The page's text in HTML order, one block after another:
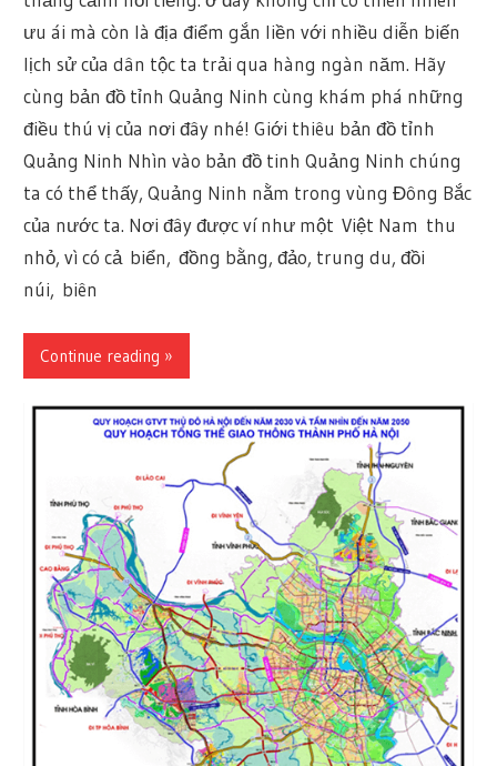
ưu ái mà còn là địa điểm gắn liền với nhiều diễn biến
lịch sử của dân tộc ta trải qua hàng ngàn năm. Hãy
cùng bản đồ tỉnh Quảng Ninh cùng khám phá những
điều thú vị của nơi đây nhé! Giới thiêu bản đồ tỉnh
Quảng Ninh Nhìn vào bản đồ tinh Quảng Ninh chúng
ta có thể thấy, Quảng Ninh nằm trong vùng Đông Bắc
của nước ta. Nơi đây được ví như một Việt Nam thu
nhỏ, vì có cả biển, đồng bằng, đảo, trung du, đồi
núi, biên
Continue reading »